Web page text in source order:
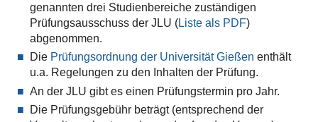
genannten drei Studienbereiche zuständigen
Prüfungsausschuss der JLU (Liste als PDF)
abgenommen.
Die Prüfungsordnung der Universität Gießen enthält
u.a. Regelungen zu den Inhalten der Prüfung.
An der JLU gibt es einen Prüfungstermin pro Jahr.
Die Prüfungsgebühr beträgt (entsprechend der